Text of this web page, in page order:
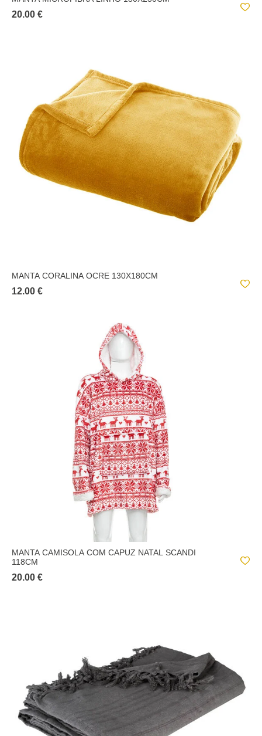
20.00 €
MANTA CORALINA OCRE 130X180CM
12.00 €
MANTA CAMISOLA COM CAPUZ NATAL SCANDI
118CM
20.00 €